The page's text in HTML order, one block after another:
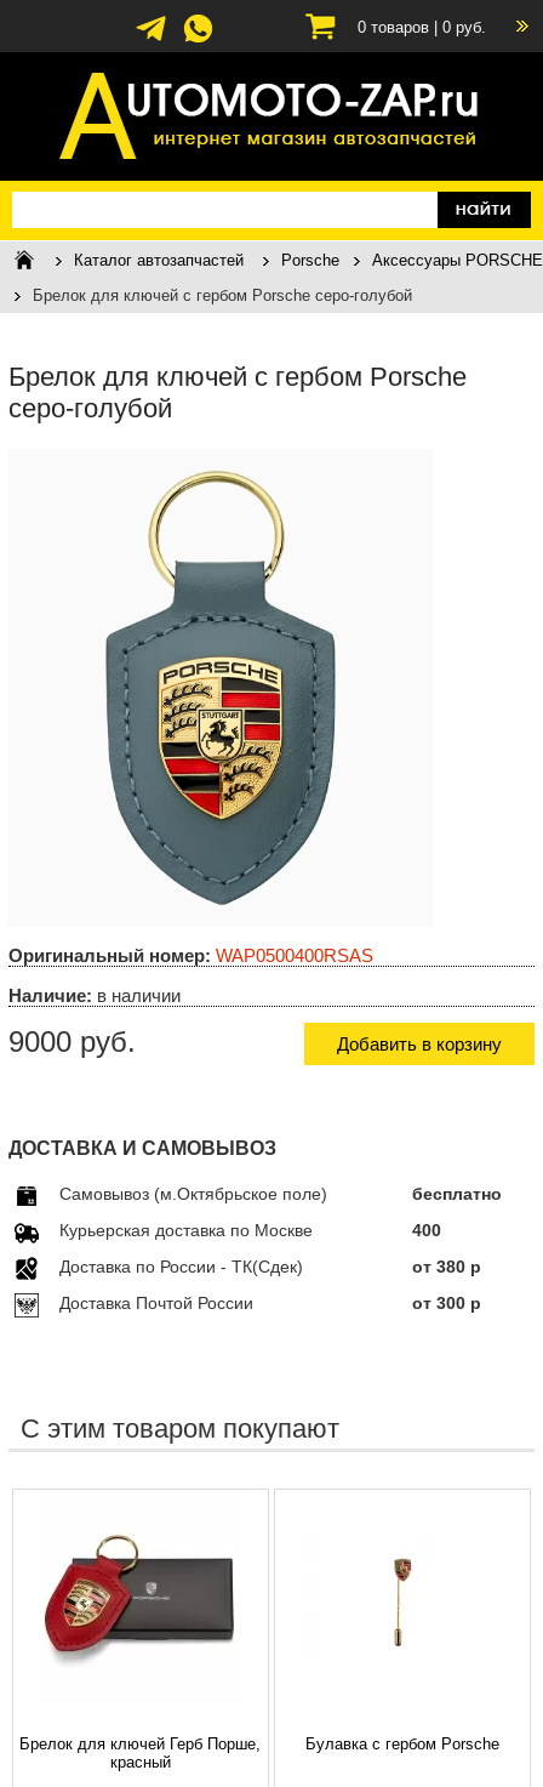
0 товаров | 0 руб.
Каталог автозапчастей Porsche
Аксессуары PORSCHE
Брелок для ключей с гербом Porsche серо-голубой
Брелок для ключей с гербом Porsche
серо-голубой
Оригинальный номер: WAP0500400RSAS
Наличие: в наличии
9000 руб. Добавить в корзину
ДОСТАВКА И САМОВЫВОЗ
Самовывоз (м.Октябрьское поле)
бесплатно
Курьерская доставка по Москве
400
Доставка по Росcии - ТК(Сдек)
от 380 р
Доставка Почтой России
от 300 р
С этим товаром покупают
Брелок для ключей Герб Порше,
красный
Булавка с гербом Porsche